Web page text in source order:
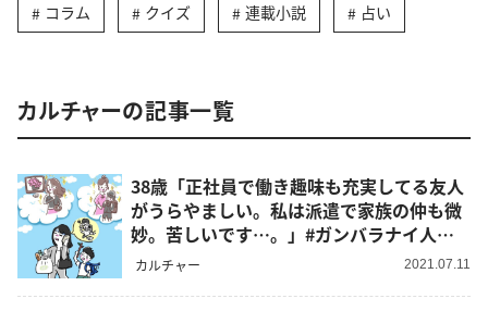
コラム クイズ 連載小説 占い
カルチャーの記事一覧
38歳「正社員で働き趣味も充実してる友人
がうらやましい。私は派遣で家族の仲も微
妙。苦しいです…。」#ガンバラナイ人生
相談
カルチャー 2021.07.11